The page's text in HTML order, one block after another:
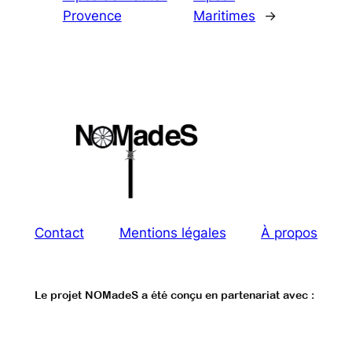
Provence
Maritimes
→
Contact Mentions légales À propos
Le projet NOMadeS a été conçu en partenariat avec :